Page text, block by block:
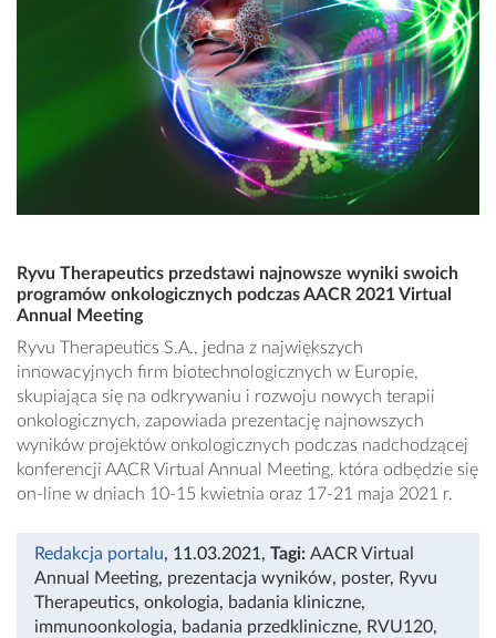
Ryvu Therapeutics przedstawi najnowsze wyniki swoich
programów onkologicznych podczas AACR 2021 Virtual
Annual Meeting
Ryvu Therapeutics S.A., jedna z największych
innowacyjnych firm biotechnologicznych w Europie,
skupiająca się na odkrywaniu i rozwoju nowych terapii
onkologicznych, zapowiada prezentację najnowszych
wyników projektów onkologicznych podczas nadchodzącej
konferencji AACR Virtual Annual Meeting, która odbędzie się
on-line w dniach 10-15 kwietnia oraz 17-21 maja 2021 r.
Redakcja portalu, 11.03.2021 , Tagi: AACR Virtual
Annual Meeting, prezentacja wyników, poster, Ryvu
Therapeutics, onkologia, badania kliniczne,
immunoonkologia, badania przedkliniczne, RVU120,